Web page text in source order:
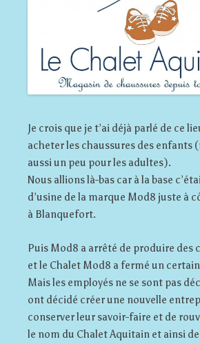
Je crois que je t’ai déjà parlé de ce
acheter les chaussures des enfants
aussi un peu pour les adultes).
Nous allions là-bas car à la base
d’usine de la marque Mod8 juste à
à Blanquefort.
Puis Mod8 a arrêté de produire des
et le Chalet Mod8 a fermé un
Mais les employés ne se sont pas
ont décidé créer une nouvelle
conserver leur savoir-faire et de
le nom du Chalet Aquitain et ainsi